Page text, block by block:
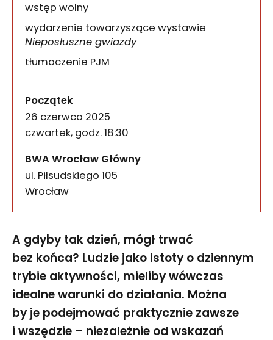
wstęp wolny
wydarzenie towarzyszące wystawie
Nieposłuszne gwiazdy
tłumaczenie PJM
A gdyby tak dzień, mógł trwać bez końca?
Początek
26 czerwca 2025
czwartek, godz. 18:30
BWA Wrocław Główny
ul. Piłsudskiego 105
50-085
Wrocław
A gdyby tak dzień, mógł trwać
bez końca? Ludzie jako istoty o dziennym
trybie aktywności, mieliby wówczas
idealne warunki do działania. Można
by je podejmować praktycznie zawsze
i wszędzie – niezależnie od wskazań